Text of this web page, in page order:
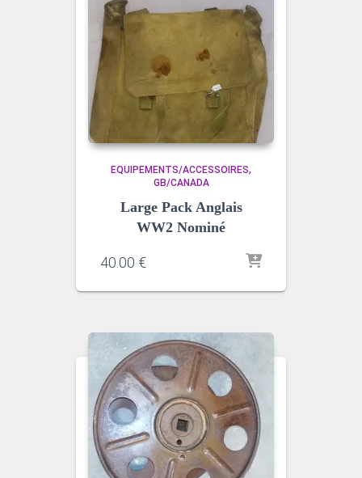
EQUIPEMENTS/ACCESSOIRES
GB/CANADA
Large Pack Anglais
WW2 Nominé
40.00 €